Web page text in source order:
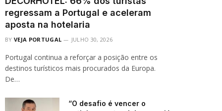
regressam a Portugal e aceleram
aposta na hotelaria
BY VEJA PORTUGAL JULHO 30, 2026
Portugal continua a reforçar a posição entre os
destinos turísticos mais procurados da Europa.
De…
“O desafio é vencer o